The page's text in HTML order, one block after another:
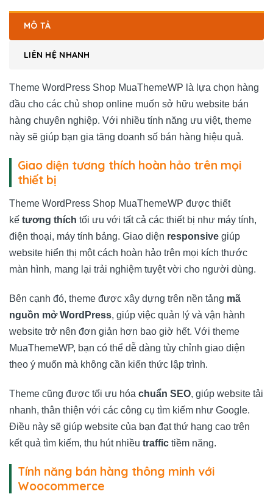
MÔ TẢ
LIÊN HỆ NHANH
Theme WordPress Shop MuaThemeWP là lựa chọn hàng
đầu cho các chủ shop online muốn sở hữu website bán
hàng chuyên nghiệp. Với nhiều tính năng ưu việt, theme
này sẽ giúp bạn gia tăng doanh số bán hàng hiệu quả.
Giao diện tương thích hoàn hảo trên mọi
thiết bị
Theme WordPress Shop MuaThemeWP được thiết
kế tương thích tối ưu với tất cả các thiết bị như máy tính,
điện thoại, máy tính bảng. Giao diện responsive giúp
website hiển thị một cách hoàn hảo trên mọi kích thước
màn hình, mang lại trải nghiệm tuyệt vời cho người dùng.
Bên cạnh đó, theme được xây dựng trên nền tảng mã
nguồn mở WordPress, giúp việc quản lý và vận hành
website trở nên đơn giản hơn bao giờ hết. Với theme
MuaThemeWP, bạn có thể dễ dàng tùy chỉnh giao diện
theo ý muốn mà không cần kiến thức lập trình.
Theme cũng được tối ưu hóa chuẩn SEO, giúp website tải
nhanh, thân thiện với các công cụ tìm kiếm như Google.
Điều này sẽ giúp website của bạn đạt thứ hạng cao trên
kết quả tìm kiếm, thu hút nhiều traffic tiềm năng.
Tính năng bán hàng thông minh với
Woocommerce